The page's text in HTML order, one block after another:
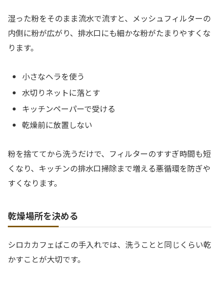
湿った粉をそのまま流水で流すと、メッシュフィルターの
内側に粉が広がり、排水口にも細かな粉がたまりやすくな
ります。
小さなヘラを使う
水切りネットに落とす
キッチンペーパーで受ける
乾燥前に放置しない
粉を捨ててから洗うだけで、フィルターのすすぎ時間も短
くなり、キッチンの排水口掃除まで増える悪循環を防ぎや
すくなります。
乾燥場所を決める
シロカカフェばこの手入れでは、洗うことと同じくらい乾
かすことが大切です。